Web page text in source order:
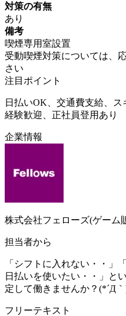
対策の有無
あり
備考
喫煙専用室設置
受動喫煙対策については、
さい
注目ポイント
日払いOK、交通費支給、
経験歓迎、正社員登用あり
企業情報
株式会社フェローズ(ゲーム
担当者から
「シフトに入れない・・」
日払いを使いたい・・」と
定して働きませんか？(*´Д
フリーテキスト